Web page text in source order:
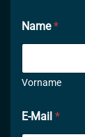
Name*
Vorname
E-Mail *